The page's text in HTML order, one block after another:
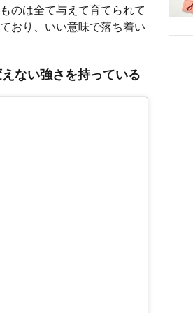
のは全て与えて育てられて
おり、いい意味で落ち着い
ない強さを持っている